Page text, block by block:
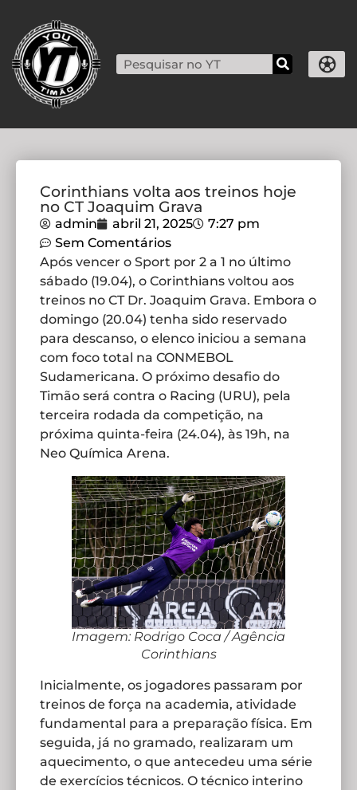
Corinthians volta aos treinos hoje
no CT Joaquim Grava
admin abril 21, 2025
7:27 pm
Sem Comentários
Após vencer o Sport por 2 a 1 no último
sábado (19.04), o Corinthians voltou aos
treinos no CT Dr. Joaquim Grava. Embora o
domingo (20.04) tenha sido reservado
para descanso, o elenco iniciou a semana
com foco total na CONMEBOL
Sudamericana. O próximo desafio do
Timão será contra o Racing (URU), pela
terceira rodada da competição, na
próxima quinta-feira (24.04), às 19h, na
Neo Química Arena.
Imagem: Rodrigo Coca / Agência
Corinthians
Inicialmente, os jogadores passaram por
treinos de força na academia, atividade
fundamental para a preparação física. Em
seguida, já no gramado, realizaram um
aquecimento, o que antecedeu uma série
de exercícios técnicos. O técnico interino